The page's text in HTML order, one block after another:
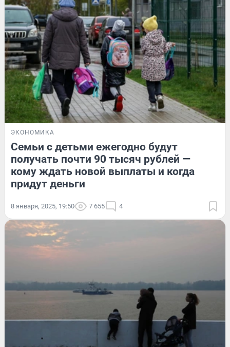
ЭКОНОМИКА
Семьи с детьми ежегодно будут
получать почти 90 тысяч рублей —
кому ждать новой выплаты и когда
придут деньги
8 января, 2025, 19:50 7 655 4